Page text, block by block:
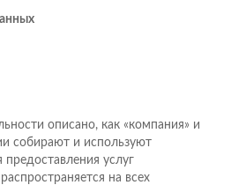
описано, как «компания» и
собирают и используют
услуг
на всех